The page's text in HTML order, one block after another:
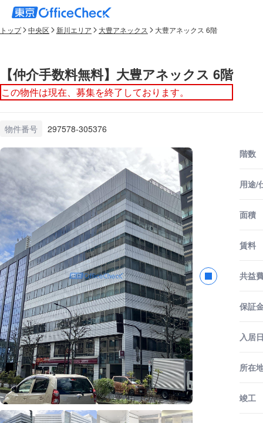
トップ 中央区 新川エリア 大豊アネックス 大豊アネックス 6階
【仲介手数料無料】大豊アネックス 6階
この物件は現在、募集を終了しております。
物件番号 297578-305376
階数
用途/
面積
賃料
共益
保証
入居
所在
竣工